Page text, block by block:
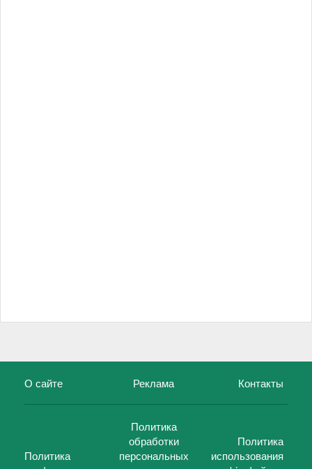
О сайте Реклама Контакты
Политика
Политика
обработки
персональных
Политика
использования